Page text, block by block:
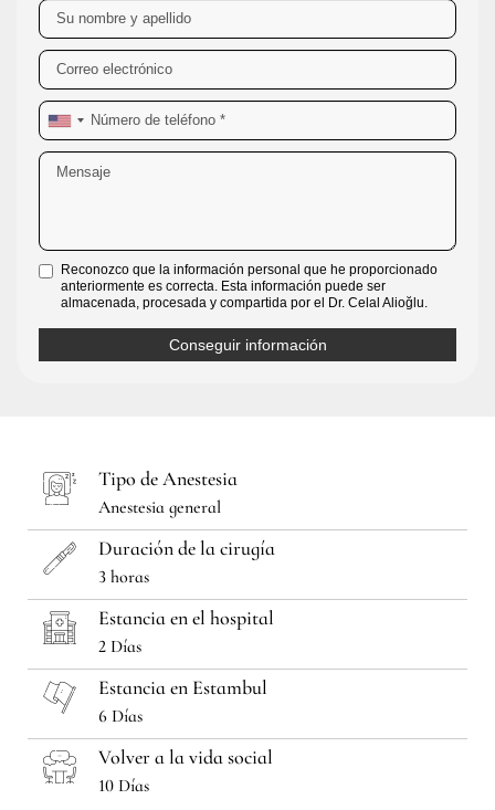
Reconozco que la información personal que he proporcionado
anteriormente es correcta. Esta información puede ser
almacenada, procesada y compartida por el Dr. Celal Alioğlu.
Tipo de Anestesia
Anestesia general
Duración de la cirugía
3 horas
Estancia en el hospital
2 Días
Estancia en Estambul
6 Días
Volver a la vida social
10 Días